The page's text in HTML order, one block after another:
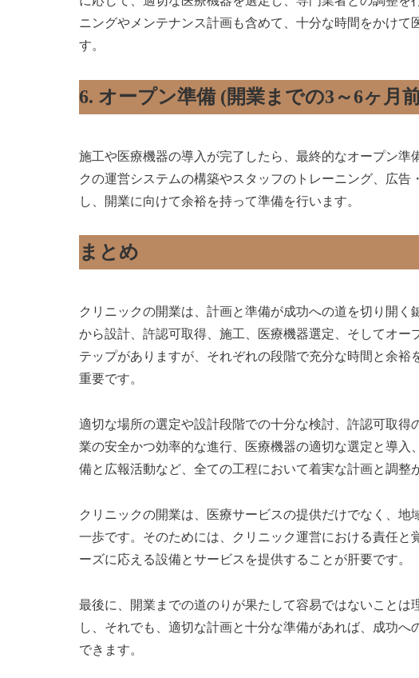
ニングやメンテナンス計画も含めて、十分な時間をかけて
す。
6. オープン準備 (開業までの3～6ヶ月
施工や医療機器の導入が完了したら、最終的なオープン準
クの運営システムの構築やスタッフのトレーニング、広告
し、開業に向けて余裕を持って準備を行います。
まとめ
クリニックの開業は、計画と準備が成功への道を切り開く
から設計、許認可取得、施工、医療機器選定、そしてオー
テップがありますが、それぞれの段階で充分な時間と余裕
重要です。
適切な場所の選定や設計段階での十分な検討、許認可取得
業の安全かつ効率的な進行、医療機器の適切な選定と導入
備と広報活動など、全ての工程において着実な計画と調整
クリニックの開業は、医療サービスの提供だけでなく、地
一歩です。そのためには、クリニック運営における責任と
ーズに応える設備とサービスを提供することが肝要です。
最後に、開業までの道のりが果たして容易ではないことは
し、それでも、適切な計画と十分な準備があれば、成功へ
できます。